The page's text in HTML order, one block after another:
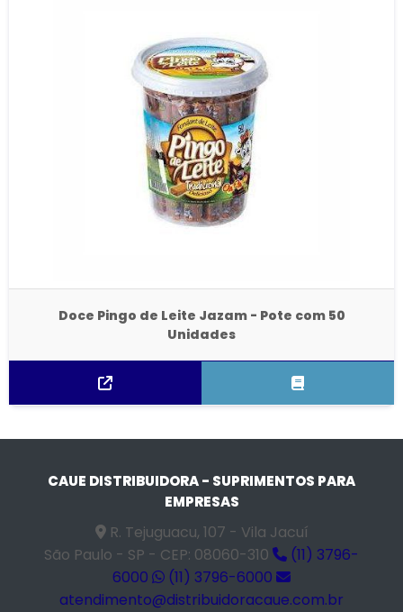
Doce Pingo de Leite Jazam - Pote com 50
Unidades
CAUE DISTRIBUIDORA - SUPRIMENTOS PARA
EMPRESAS
R. Tejuguacu, 107 - Vila Jacuí
São Paulo - SP - CEP: 08060-310
(11) 3796-
6000
(11) 3796-6000
atendimento@distribuidoracaue.com.br